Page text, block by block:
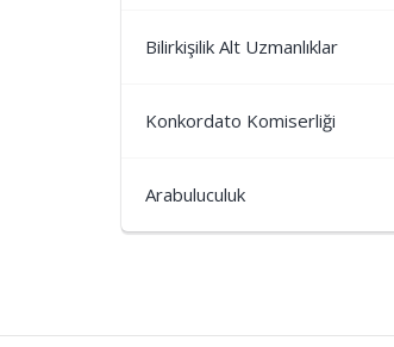
Bilirkişilik Alt Uzmanlıklar
Konkordato Komiserliği
Arabuluculuk